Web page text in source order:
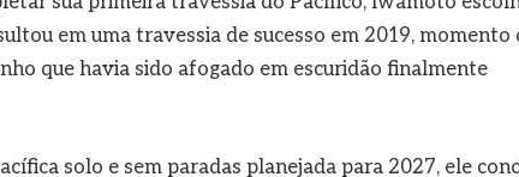
em uma travessia de sucesso em 2019, momento
que havia sido afogado em escuridão finalmente
solo e sem paradas planejada para 2027, ele